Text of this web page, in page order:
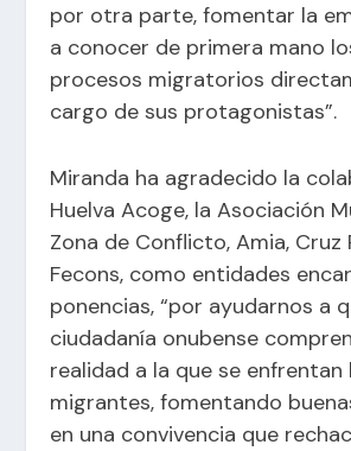
por otra parte, fomentar la
a conocer de primera mano
procesos migratorios
cargo de sus protagonistas”.
Miranda ha agradecido la
Huelva Acoge, la Asociación
Zona de Conflicto, Amia, Cruz
Fecons, como entidades
ponencias, “por ayudarnos a
ciudadanía onubense
realidad a la que se enfrentan
migrantes, fomentando
en una convivencia que